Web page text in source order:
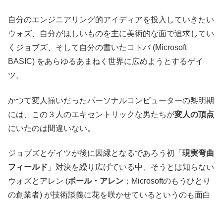
自分のエンジニアリング的アイディアを投入していきたい
ウォズ、自分がほしいものを主に美術的な面で追求してい
くジョブズ、そして自分の書いたコトバ (Microsoft
BASIC) をあらゆるあまねく世界に広めようとするゲイ
ツ。
かつて変人揃いだったパーソナルコンピューターの黎明期
には、この３人のエキセントリックな男たちが変人の頂点
にいたのは間違いない。
ジョブズとゲイツが後に因縁となるであろう初「 現実弯曲
フィールド 」対決を繰り広げている中、そうとは知らない
ウォズとアレン (ポール・アレン ；Microsoftのもうひとり
の創業者) が技術談義に花を咲かせているというのも面白